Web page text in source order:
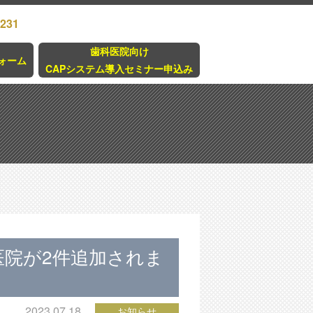
ーム
歯科医院向け
CAPシステム導入セミナー申込み
が2件追加されま